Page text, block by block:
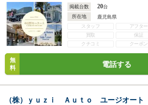
掲載台数 20台
所在地
鹿児島県
スタッフ
アフター
買取
保証
クチコミ
クーポン
無
料
電話する
（株）ｙｕｚｉ Ａｕｔｏ ユージオート